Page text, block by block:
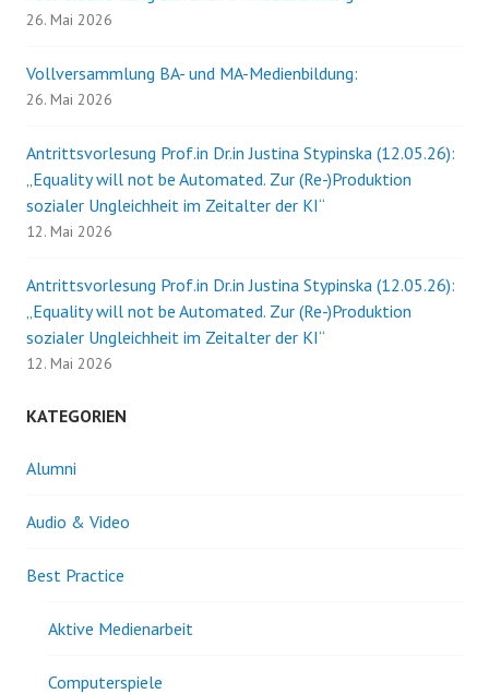
26. Mai 2026
Vollversammlung BA- und MA-Medienbildung:
26. Mai 2026
Antrittsvorlesung Prof.in Dr.in Justina Stypinska (12.05.26):
„Equality will not be Automated. Zur (Re-)Produktion
sozialer Ungleichheit im Zeitalter der KI“
12. Mai 2026
Antrittsvorlesung Prof.in Dr.in Justina Stypinska (12.05.26):
„Equality will not be Automated. Zur (Re-)Produktion
sozialer Ungleichheit im Zeitalter der KI“
12. Mai 2026
KATEGORIEN
Alumni
Audio & Video
Best Practice
Aktive Medienarbeit
Computerspiele